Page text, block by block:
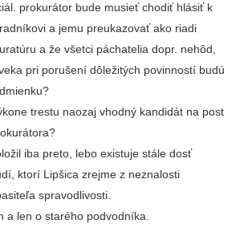
prokurátor bude musieť chodiť hlásiť k
a jemu preukazovať ako riadi
a že všetci páchatelia dopr. nehôd,
pri porušení dôležitých povinností budú
trestu naozaj vhodný kandidát na post
iba preto, lebo existuje stále dosť
ktorí Lipšica zrejme z neznalosti
spravodlivosti.
a len o starého podvodníka.